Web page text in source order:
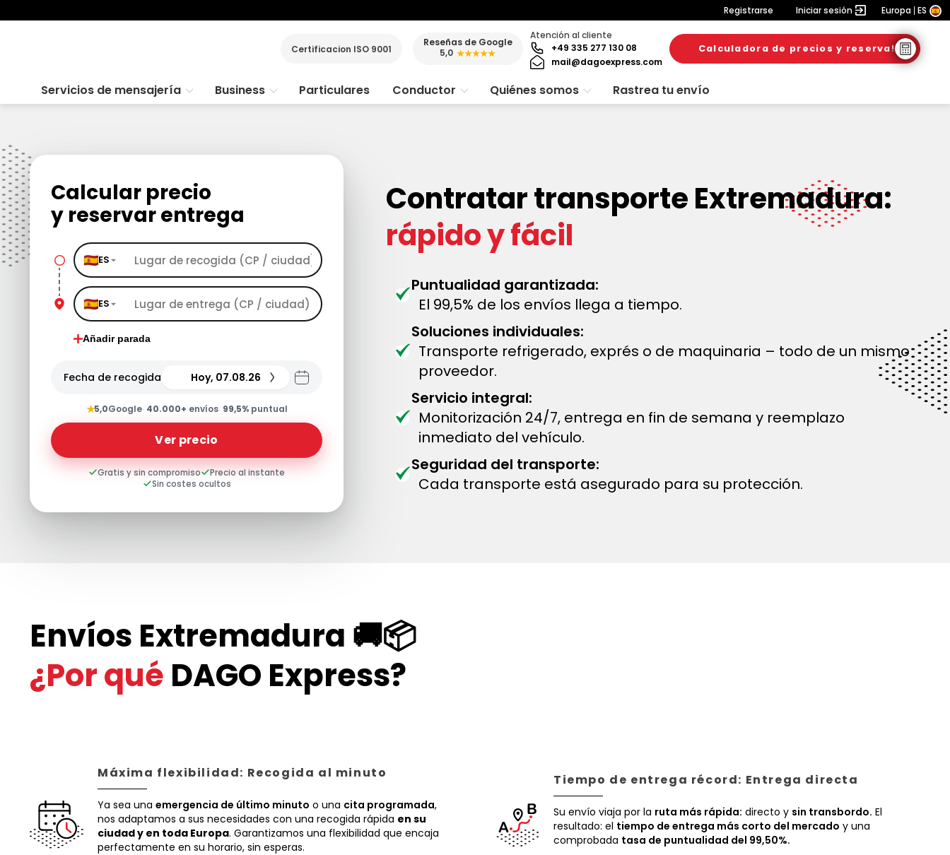
Registrarse Iniciar sesión Europa ES
Certificacion ISO 9001
Reseñas de Google
5,0 ★★★★★
Atención al cliente
+49 335 277 130 08
mail@dagoexpress.com
Calculadora de precios y reserva!
Servicios de mensajería Business Particulares Conductor Quiénes somos Rastrea tu envío
Calcular precio
y reservar entrega
ES
ES
Añadir parada
Fecha de recogida Hoy, 07.08.26
★5,0Google· 40.000+ envíos· 99,5%puntual
Ver precio
Gratis y sin compromiso
Precio al instante
Sin costes ocultos
Contratar transporte Extremadura:
rápido y fácil
Puntualidad garantizada:
El 99,5% de los envíos llega a tiempo.
Soluciones individuales:
Transporte refrigerado, exprés o de maquinaria – todo de un mismo
proveedor.
Servicio integral:
Monitorización 24/7, entrega en fin de semana y reemplazo
inmediato del vehículo.
Seguridad del transporte:
Cada transporte está asegurado para su protección.
Envíos Extremadura 🚚📦
¿Por qué DAGO Express?
Máxima flexibilidad: Recogida al minuto
Ya sea una emergencia de último minuto o una cita programada,
nos adaptamos a sus necesidades con una recogida rápida en su
ciudad y en toda Europa. Garantizamos una flexibilidad que encaja
perfectamente en su horario, sin esperas.
Tiempo de entrega récord: Entrega directa
Su envío viaja por la ruta más rápida: directo y sin transbordo. El
resultado: el tiempo de entrega más corto del mercado y una
comprobada tasa de puntualidad del 99,50%.